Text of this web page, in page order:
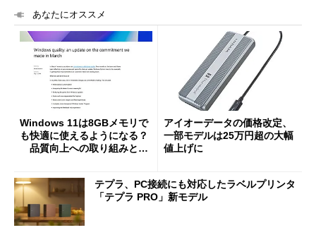
あなたにオススメ
Windows 11は8GBメモリで
も快適に使えるようになる？
品質向上への取り組みと
アイオーデータの価格改定、
一部モデルは25万円超の大幅
値上げに
テプラ、PC接続にも対応したラベルプリンタ
「テプラ PRO」新モデル